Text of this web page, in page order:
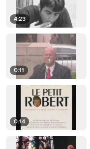
4:23
0:11
0:14